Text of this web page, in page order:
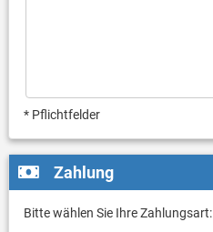
* Pflichtfelder
Zahlung
Bitte wählen Sie Ihre Zahlungsart: